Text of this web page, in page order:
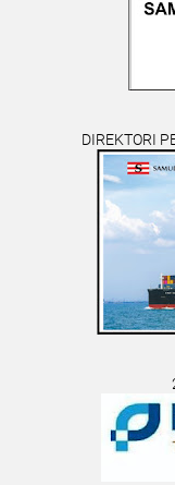
DIREKTORI